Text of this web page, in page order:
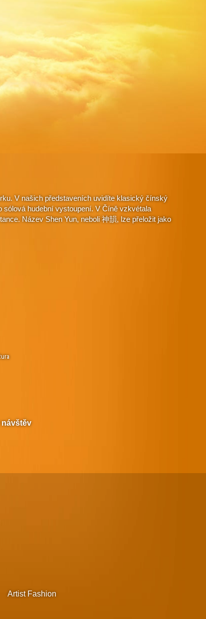
V našich představeních uvidíte klasický čínský
sólová hudební vystoupení. V Číně vzkvétala
Název Shen Yun, neboli 神韻, lze přeložit jako
návštěv
Artist Fashion